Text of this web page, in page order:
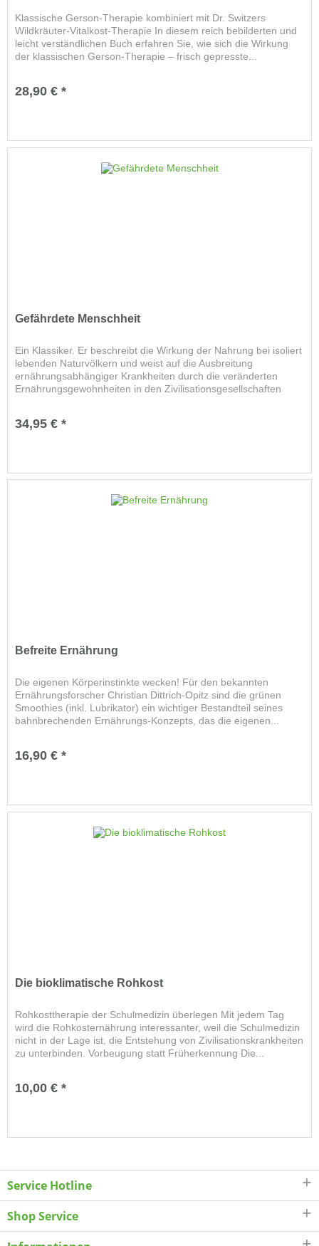
Klassische Gerson-Therapie kombiniert mit Dr. Switzers
Wildkräuter-Vitalkost-Therapie In diesem reich bebilderten und
leicht verständlichen Buch erfahren Sie, wie sich die Wirkung
der klassischen Gerson-Therapie – frisch gepresste...
28,90 € *
Gefährdete Menschheit
Ein Klassiker. Er beschreibt die Wirkung der Nahrung bei isoliert
lebenden Naturvölkern und weist auf die Ausbreitung
ernährungsabhängiger Krankheiten durch die veränderten
Ernährungsgewohnheiten in den Zivilisationsgesellschaften
34,95 € *
Befreite Ernährung
Die eigenen Körperinstinkte wecken! Für den bekannten
Ernährungsforscher Christian Dittrich-Opitz sind die grünen
Smoothies (inkl. Lubrikator) ein wichtiger Bestandteil seines
bahnbrechenden Ernährungs-Konzepts, das die eigenen...
16,90 € *
Die bioklimatische Rohkost
Rohkosttherapie der Schulmedizin überlegen Mit jedem Tag
wird die Rohkosternährung interessanter, weil die Schulmedizin
nicht in der Lage ist, die Entstehung von Zivilisationskrankheiten
zu unterbinden. Vorbeugung statt Früherkennung Die...
10,00 € *
Service Hotline
Shop Service